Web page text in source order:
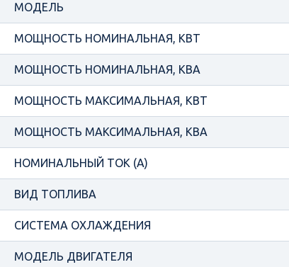
МОДЕЛЬ
МОЩНОСТЬ НОМИНАЛЬНАЯ, КВТ
МОЩНОСТЬ НОМИНАЛЬНАЯ, КВА
МОЩНОСТЬ МАКСИМАЛЬНАЯ, КВТ
МОЩНОСТЬ МАКСИМАЛЬНАЯ, КВА
НОМИНАЛЬНЫЙ ТОК (А)
ВИД ТОПЛИВА
СИСТЕМА ОХЛАЖДЕНИЯ
МОДЕЛЬ ДВИГАТЕЛЯ